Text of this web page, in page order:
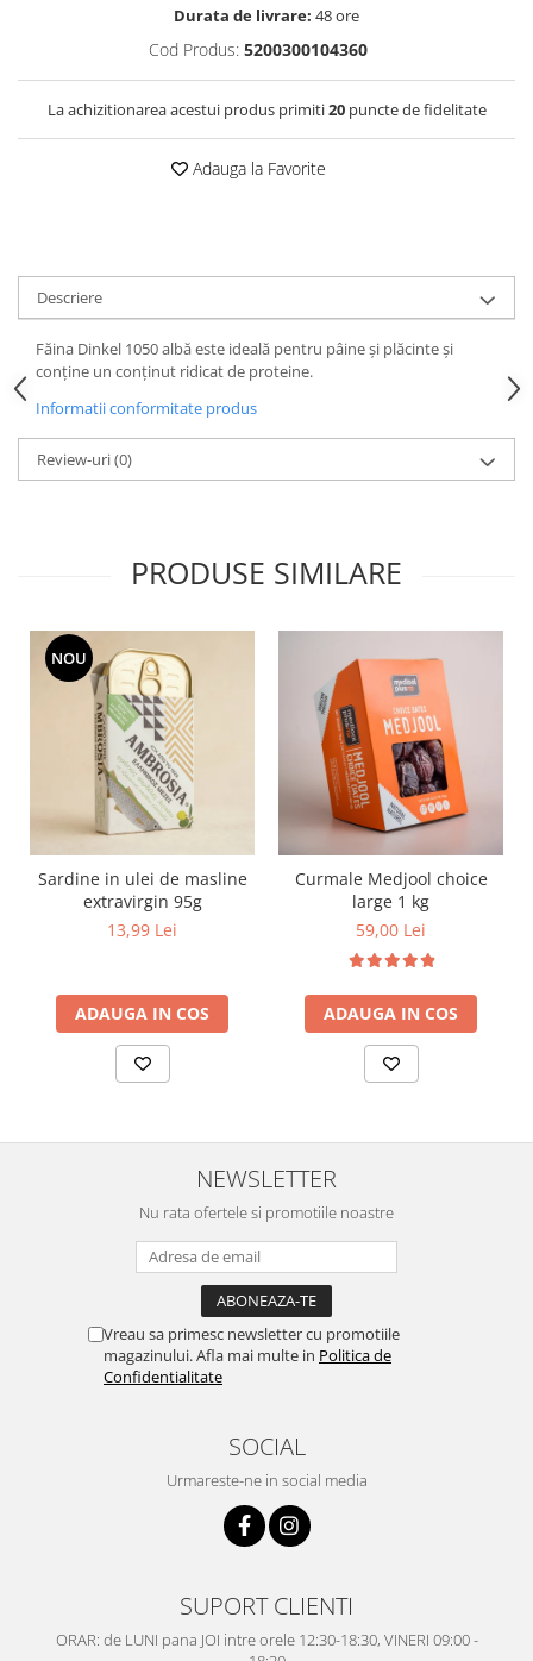
Durata de livrare: 48 ore
Cod Produs: 5200300104360
La achizitionarea acestui produs primiti20puncte de fidelitate
Adauga la Favorite
Descriere
Făina Dinkel 1050 albă este ideală pentru pâine și plăcinte și
conține un conținut ridicat de proteine.
Informatii conformitate produs
Review-uri(0)
PRODUSE SIMILARE
NOU
Sardine in ulei de masline
extravirgin 95g
13,99 Lei
ADAUGA IN COS
Curmale Medjool choice
large 1 kg
59,00 Lei
ADAUGA IN COS
NEWSLETTER
Nu rata ofertele si promotiile noastre
Vreau sa primesc newsletter cu promotiile
magazinului. Afla mai multe in Politica de
Confidentialitate
SOCIAL
Urmareste-ne in social media
SUPORT CLIENTI
ORAR: de LUNI pana JOI intre orele 12:30-18:30, VINERI 09:00 -